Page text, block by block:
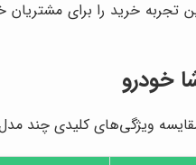
تجربه خرید را برای مشتریان
خودرو
ویژگی‌های کلیدی چند